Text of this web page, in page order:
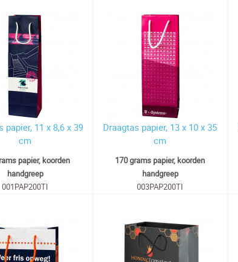
papier, 11 x 8,6 x 39
cm
papier, koorden
handgreep
001PAP200TI
Draagtas papier, 13 x 10 x 35
cm
170 grams papier, koorden
handgreep
003PAP200TI